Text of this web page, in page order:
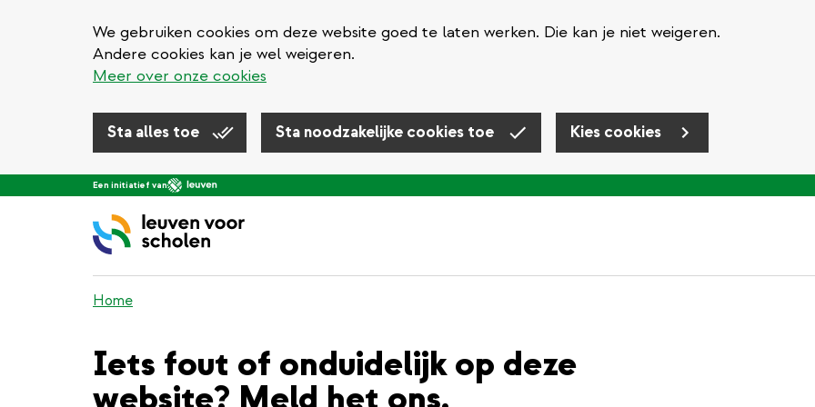
We gebruiken cookies om deze website goed te laten werken. Die kan je niet weigeren.
Andere cookies kan je wel weigeren.
Meer over onze cookies
Sta alles toe Sta noodzakelijke cookies toe Kies cookies
OverslaanEen initiatief van
Home
Iets fout of onduidelijk op deze